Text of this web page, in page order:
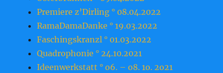
Premiere z’Dirling ° 08.04.2022
RamaDamaDanke ° 19.03.2022
Faschingskranzl ° 01.03.2022
Quadrophonie ° 24.10.2021
Ideenwerkstatt ° o6. – o8. 1o. 2o21